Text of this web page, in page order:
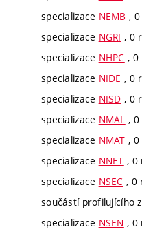
specializace NEMB ,
specializace NGRI , 0
specializace NHPC , 0
specializace NIDE , 0
specializace NISD , 0
specializace NMAL , 0
specializace NMAT , 0
specializace NNET , 0
specializace NSEC , 0
součástí profilujícího
specializace NSEN , 0